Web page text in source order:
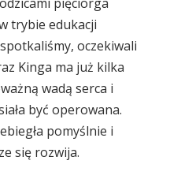
trybie edukacji
oczekiwali
Kinga ma już kilka
wadą serca i
być operowana.
pomyślnie i
się rozwija.